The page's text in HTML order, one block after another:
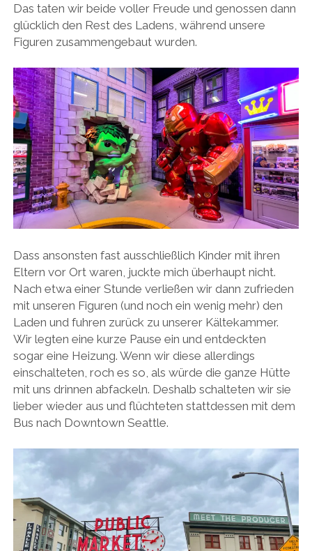
Das taten wir beide voller Freude und genossen dann
glücklich den Rest des Ladens, während unsere
Figuren zusammengebaut wurden.
Dass ansonsten fast ausschließlich Kinder mit ihren
Eltern vor Ort waren, juckte mich überhaupt nicht.
Nach etwa einer Stunde verließen wir dann zufrieden
mit unseren Figuren (und noch ein wenig mehr) den
Laden und fuhren zurück zu unserer Kältekammer.
Wir legten eine kurze Pause ein und entdeckten
sogar eine Heizung. Wenn wir diese allerdings
einschalteten, roch es so, als würde die ganze Hütte
mit uns drinnen abfackeln. Deshalb schalteten wir sie
lieber wieder aus und flüchteten stattdessen mit dem
Bus nach Downtown Seattle.